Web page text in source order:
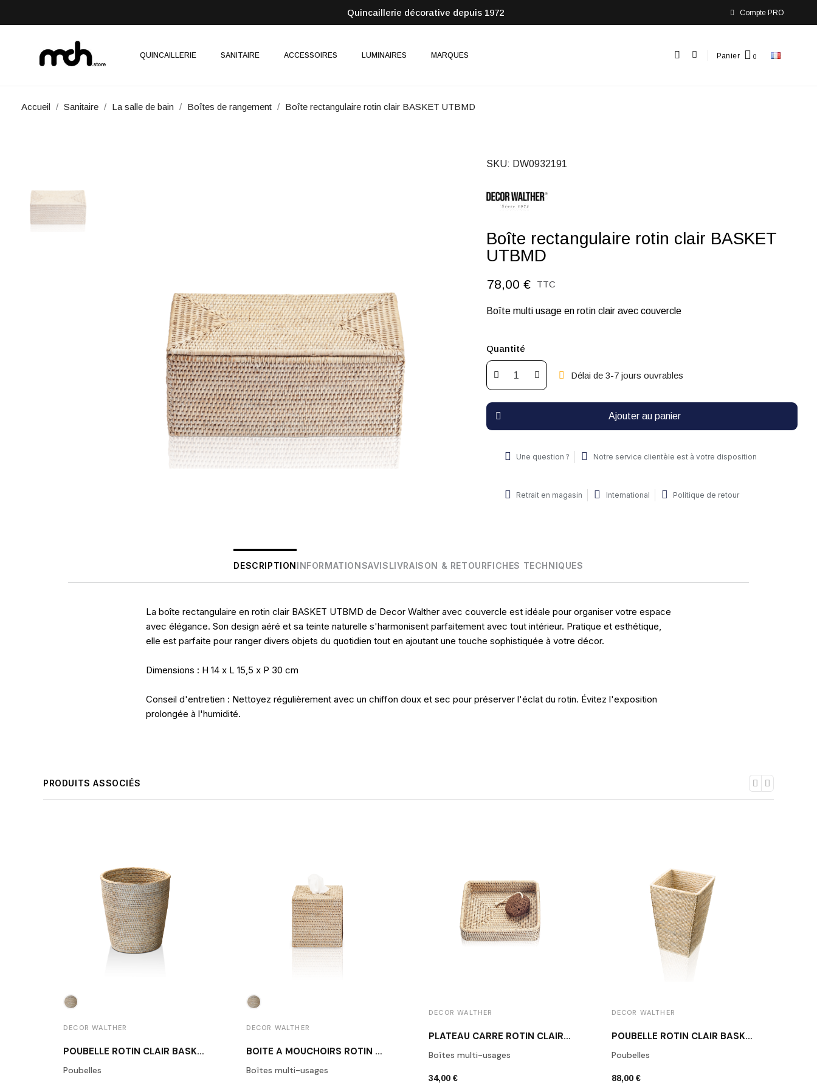
Quincaillerie décorative depuis 1972 Compte PRO
QUINCAILLERIE SANITAIRE ACCESSOIRES LUMINAIRES MARQUES Panier
Accueil Sanitaire La salle de bain Boîtes de rangement Boîte rectangulaire rotin clair BASKET UTBMD
SKU DW0932191
Boîte rectangulaire rotin clair BASKET
UTBMD
78,00 € TTC
Boîte multi usage en rotin clair avec couvercle
Quantité
Délai de 3-7 jours ouvrables
Ajouter au panier
Une question ? Notre service clientèle est à votre disposition
Retrait en magasin International Politique de retour
DESCRIPTIONINFORMATIONSAVISLIVRAISON & RETOURFICHES TECHNIQUES
La boîte rectangulaire en rotin clair BASKET UTBMD de Decor Walther avec couvercle est idéale pour organiser votre espace
avec élégance. Son design aéré et sa teinte naturelle s'harmonisent parfaitement avec tout intérieur. Pratique et esthétique,
elle est parfaite pour ranger divers objets du quotidien tout en ajoutant une touche sophistiquée à votre décor.
Dimensions : H 14 x L 15,5 x P 30 cm
Conseil d'entretien : Nettoyez régulièrement avec un chiffon doux et sec pour préserver l'éclat du rotin. Évitez l'exposition
prolongée à l'humidité.
PRODUITS ASSOCIÉS
DECOR WALTHER
POUBELLE ROTIN CLAIR BASKET PK
Poubelles
DECOR WALTHER
BOÎTE À MOUCHOIRS ROTIN CLAIR BASKET KBQ
Boîtes multi-usages
DECOR WALTHER
PLATEAU CARRÉ ROTIN CLAIR BASKET TAB 1
Boîtes multi-usages
34,00 €
DECOR WALTHER
POUBELLE ROTIN CLAIR BASKET KK
Poubelles
88,00 €